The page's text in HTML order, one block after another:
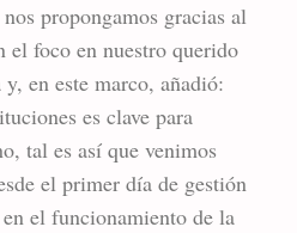
propongamos gracias al
foco en nuestro querido
en este marco, añadió:
es clave para
tal es así que venimos
el primer día de gestión
el funcionamiento de la